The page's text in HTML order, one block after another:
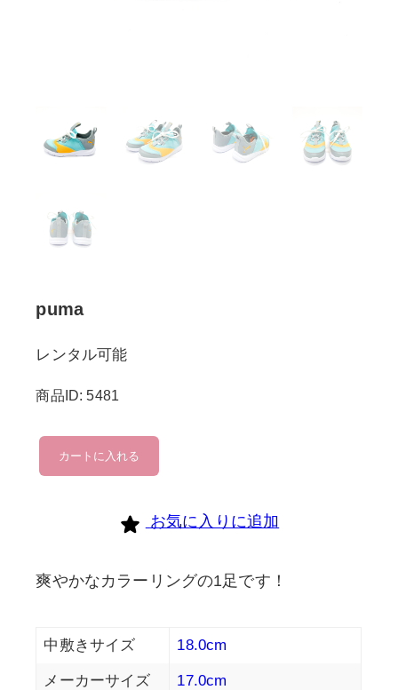
puma
レンタル可能
商品ID: 5481
puma
個
カートに入れる
お気に入りに追加
爽やかなカラーリングの1足です！
中敷きサイズ 18.0cm
メーカーサイズ 17.0cm